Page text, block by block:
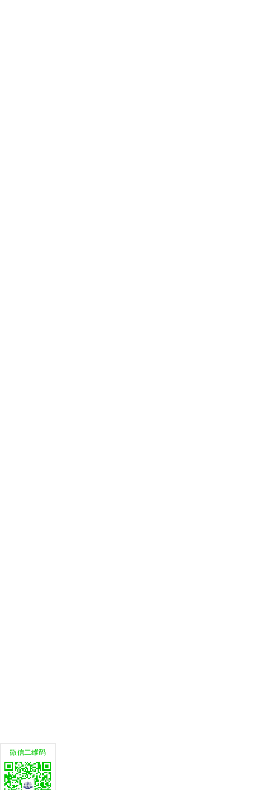
微信二维码